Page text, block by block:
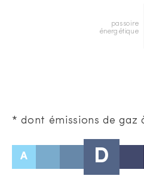
passoire
énergétique
* dont émissions de gaz
A D